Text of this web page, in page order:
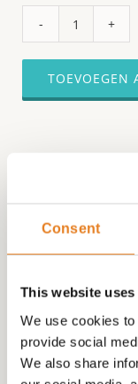
Consent
This website
We use cookies
provide social
We also share
3
(VEEL
hapjes
√
√
√
TOEVOEGEN